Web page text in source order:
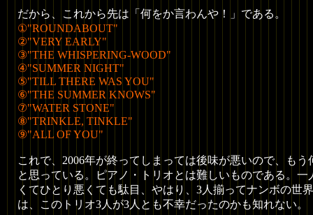
だから、これから先は「何をか言わんや！」である。
①"ROUNDABOUT"
②"VERY EARLY"
③"THE WHISPERING-WOOD"
④"SUMMER NIGHT"
⑤"TILL THERE WAS YOU"
⑥"THE SUMMER KNOWS"
⑦"WATER STONE"
⑧"TRINKLE, TINKLE"
⑨"ALL OF YOU"
これで、2006年が終ってしまっては後味が悪いので、も
と思っている。ピアノ・トリオとは難しいものである。
くてひとり悪くても駄目、やはり、3人揃ってナンボの世
は、このトリオ3人が3人とも不幸だったのかも知れな